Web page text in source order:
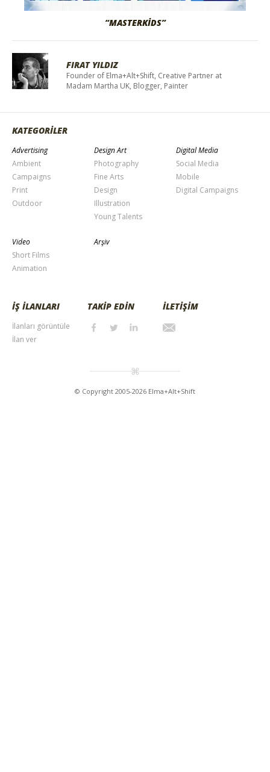
“MASTERKIDS”
FIRAT YILDIZ
Founder of Elma+Alt+Shift, Creative Partner at
Madam Martha UK, Blogger, Painter
KATEGORİLER
Advertising
Ambient
Campaigns
Print
Outdoor
Design Art
Photography
Fine Arts
Design
Illustration
Young Talents
Digital Media
Social Media
Mobile
Digital Campaigns
Video
Short Films
Animation
Arşiv
İŞ İLANLARI
İlanları görüntüle
İlan ver
TAKİP EDİN İLETİŞİM
© Copyright 2005-2026 Elma+Alt+Shift